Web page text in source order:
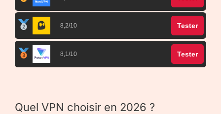
8,2/10 Tester
8,1/10 Tester
Quel VPN choisir en 2026 ?